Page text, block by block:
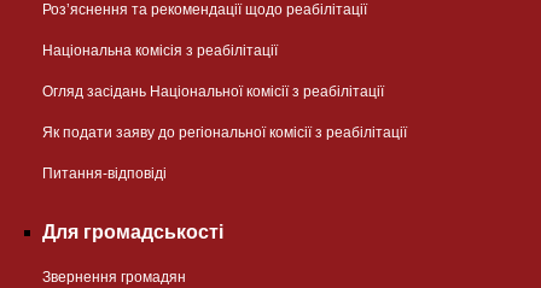
Розʼяснення та рекомендації щодо реабілітації
Національна комісія з реабілітації
Огляд засідань Національної комісії з реабілітації
Як подати заяву до регіональної комісії з реабілітації
Питання-відповіді
Для громадськості
Звернення громадян